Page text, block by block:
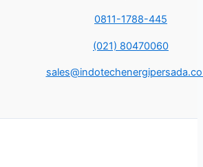
0811-1788-445
(021) 80470060